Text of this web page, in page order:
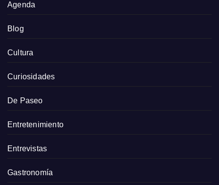
Agenda
Blog
Cultura
Curiosidades
De Paseo
Entretenimiento
Entrevistas
Gastronomía